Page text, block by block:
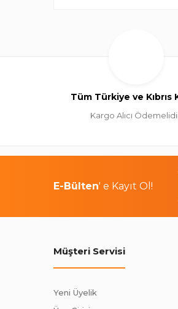
Tüm Türkiye ve Kıbrıs
Kargo Alıcı
E-Bülten' e Kayıt Ol!
Müşteri Servisi
Yeni Üyelik